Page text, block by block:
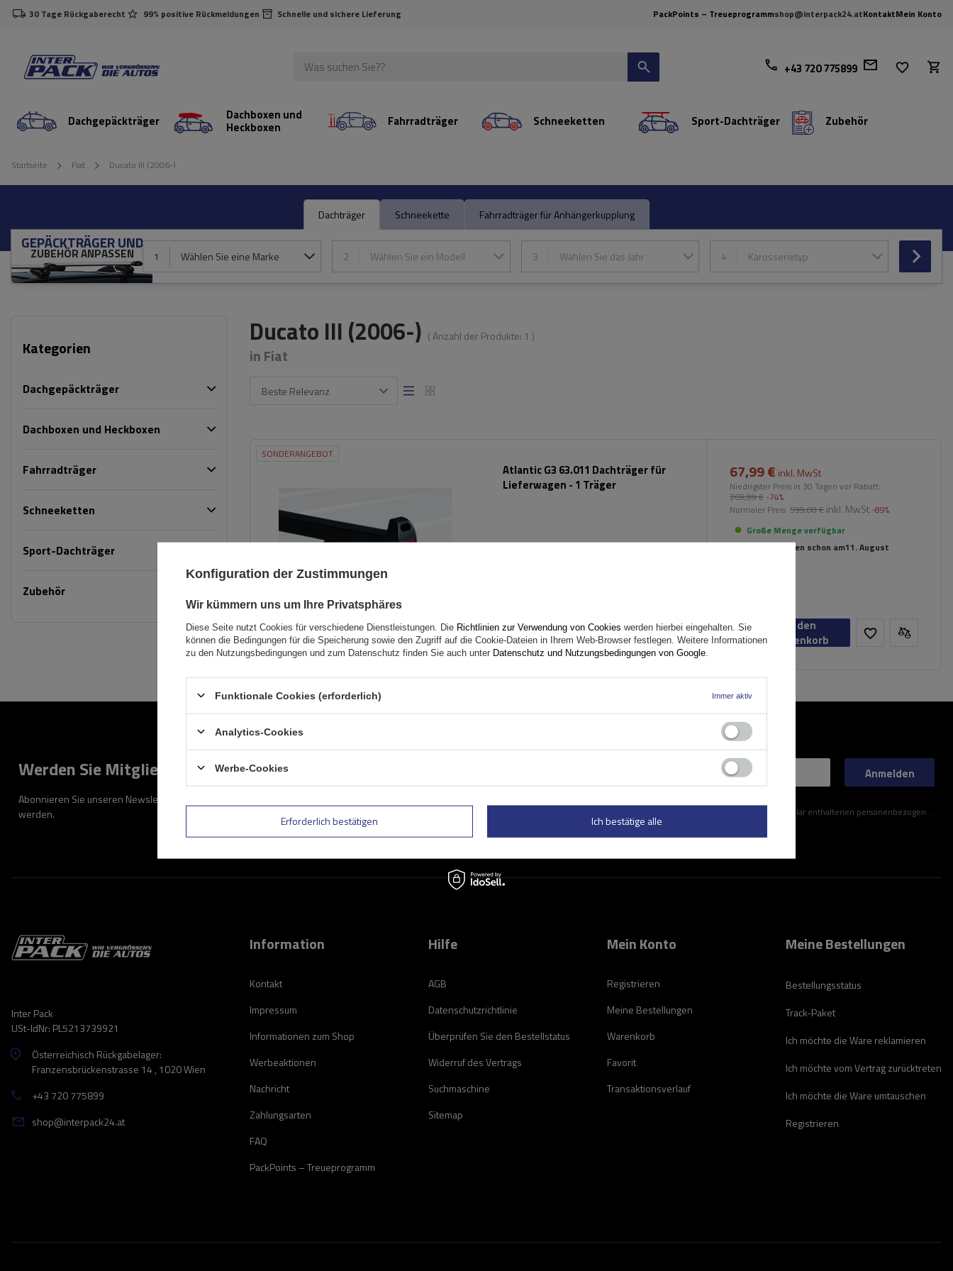
30 Tage Rückgaberecht 99% positive Rückmeldungen Schnelle und sichere Lieferung PackPoints – Treueprogrammshop@interpack24.atKontaktMein Konto
+43 720 775899
Dachgepäckträger Dachboxen und
Heckboxen Fahrradträger Schneeketten Sport-Dachträger Zubehör
Startseite Fiat Ducato III (2006-)
Dachträger Schneekette Fahrradträger für Anhängerkupplung
GEPÄCKTRÄGER UND
ZUBEHÖR ANPASSEN 1 Wählen Sie eine Marke 2 Wählen Sie ein Modell 3 Wählen Sie das Jahr 4 Karosserietyp
Kategorien
Dachgepäckträger
Dachboxen und Heckboxen
Fahrradträger
Schneeketten
Sport-Dachträger
Zubehör
Ducato III (2006-) ( Anzahl der Produkte: 1 )
in Fiat
Beste Relevanz
SONDERANGEBOT
Atlantic G3 63.011 Dachträger für
Lieferwagen - 1 Träger
67,99 € inkl. MwSt
Niedrigster Preis in 30 Tagen vor Rabatt:
269,99 € -74%
Normaler Preis: 599,00 € inkl. MwSt -89%
Große Menge verfügbar
Wir versenden schon am11. August
In den
Warenkorb
Werden Sie Mitglied
Abonnieren Sie unseren Newsletter, um regelmäßig über Neuigkeiten und Sonderangebote informiert zu
werden.
Kontaktformular Ich stimme der Verarbeitung meiner im Kontaktformular enthaltenen personenbezogenen Daten gemäß der Verordnung (EU) des Europäischen Parlaments und des Rates zu.
Anmelden
Inter Pack
USt-IdNr: PL5213739921
Österreichisch Rückgabelager:
Franzensbrückenstrasse 14 , 1020 Wien
+43 720 775899
shop@interpack24.at
Information
Kontakt
Impressum
Informationen zum Shop
Werbeaktionen
Nachricht
Zahlungsarten
FAQ
PackPoints – Treueprogramm
Hilfe
AGB
Datenschutzrichtlinie
Überprüfen Sie den Bestellstatus
Widerruf des Vertrags
Suchmaschine
Sitemap
Mein Konto
Registrieren
Meine Bestellungen
Warenkorb
Favorit
Transaktionsverlauf
Meine Bestellungen
Bestellungsstatus
Track-Paket
Ich möchte die Ware reklamieren
Ich möchte vom Vertrag zurücktreten
Ich möchte die Ware umtauschen
Registrieren
Konfiguration der Zustimmungen
Wir kümmern uns um Ihre Privatsphäres
Diese Seite nutzt Cookies für verschiedene Dienstleistungen. Die Richtlinien zur Verwendung von Cookies werden hierbei eingehalten. Sie
können die Bedingungen für die Speicherung sowie den Zugriff auf die Cookie-Dateien in Ihrem Web-Browser festlegen. Weitere Informationen
zu den Nutzungsbedingungen und zum Datenschutz finden Sie auch unter Datenschutz und Nutzungsbedingungen von Google
Funktionale Cookies (erforderlich) Immer aktiv
Analytics-Cookies
Werbe-Cookies
Erforderlich bestätigen Ich bestätige alle